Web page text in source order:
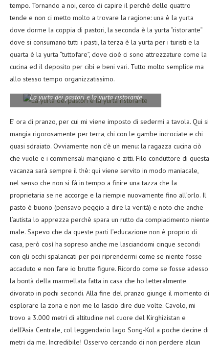
tempo. Tornando a noi, cerco di capire il perchè delle quattro
tende e non ci metto molto a trovare la ragione: una è la yurta
dove dorme la coppia di pastori, la seconda è la yurta “ristorante”
dove si consumano tutti i pasti, la terza è la yurta per i turisti e la
quarta è la yurta “tuttofare”, dove cioè ci sono attrezzature come la
cucina ed il deposito per cibi e beni vari. Tutto molto semplice ma
allo stesso tempo organizzatissimo.
La yurta dei pastori e la yurta ristorante
E’ ora di pranzo, per cui mi viene imposto di sedermi a tavola. Qui si
mangia rigorosamente per terra, chi con le gambe incrociate e chi
quasi sdraiato. Ovviamente non c’è un menu: la ragazza cucina ciò
che vuole e i commensali mangiano e zitti. Filo conduttore di questa
vacanza sarà sempre il thè: qui viene servito in modo maniacale,
nel senso che non si fà in tempo a finire una tazza che la
proprietaria se ne accorge e la riempie nuovamente fino all’orlo. Il
pasto è buono (pensavo peggio a dire la verità) e noto che anche
l’autista lo apprezza perchè spara un rutto da compiacimento niente
male. Sapevo che da queste parti l’educazione non è proprio di
casa, però così ha sopreso anche me lasciandomi cinque secondi
con gli occhi spalancati per poi riprendermi come se niente fosse
accaduto e non fare io brutte figure. Ricordo come se fosse adesso
la bontà della marmellata fatta in casa che ho letteralmente
divorato in pochi secondi. Alla fine del pranzo giunge il momento di
esplorare la zona e non me lo lascio dire due volte. Cavolo, mi
trovo a 3.000 metri di altitudine nel cuore del Kirghizistan e
dell’Asia Centrale, col leggendario lago Song-Kol a poche decine di
metri da me. Incredibile! Osservo cercando di non perdere alcun